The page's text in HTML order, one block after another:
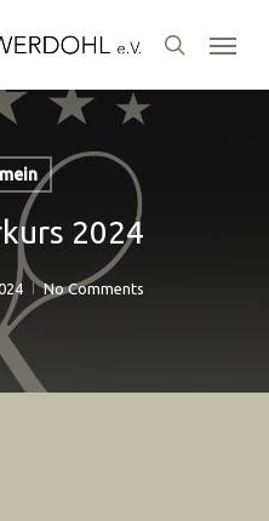
search
Menu
2024
No Comments